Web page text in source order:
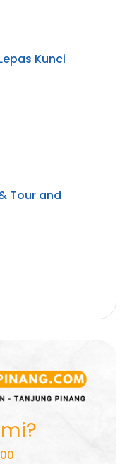
Kunci
Tour and